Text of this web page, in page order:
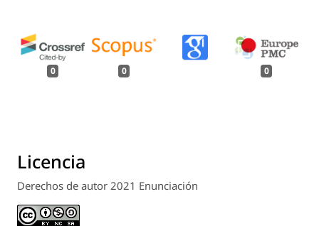
0 0 0
Licencia
Derechos de autor 2021 Enunciación